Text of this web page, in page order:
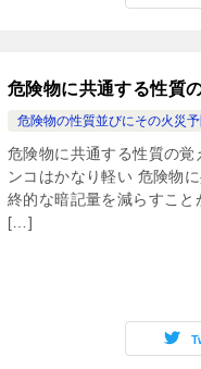
危険物に共通する性質
危険物の性質並びにその火災
危険物に共通する性質の
ンコはかなり軽い 危険物
終的な暗記量を減らすこ
[…]